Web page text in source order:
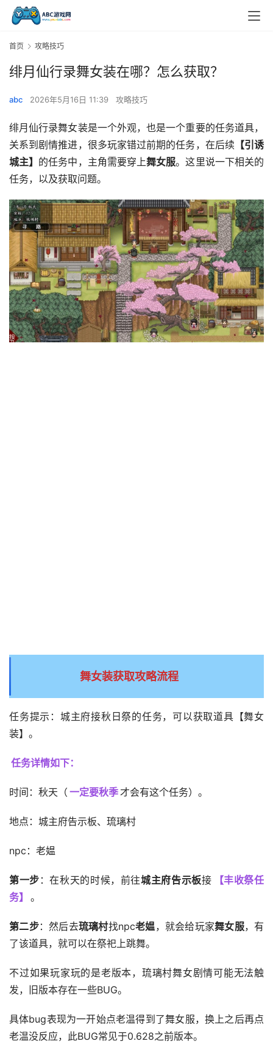
首页 攻略技巧
绯月仙行录舞女装在哪？怎么获取？
abc 2026年5月16日 11:39 攻略技巧
绯月仙行录舞女装是一个外观，也是一个重要的任务道具，
关系到剧情推进，很多玩家错过前期的任务，在后续 【引诱
城主】 的任务中，主角需要穿上舞女服。这里说一下相关的
任务，以及获取问题。
舞女装获取攻略流程
任务提示：城主府接秋日祭的任务，可以获取道具【舞女
装】。
任务详情如下：
时间：秋天（ 一定要秋季才会有这个任务）。
地点：城主府告示板、琉璃村
npc：老媪
第一步 ：在秋天的时候，前往城主府告示板接
【丰收祭任
务】
。
第二步：然后去琉璃村找npc老媪，就会给玩家舞女服，有
了该道具，就可以在祭祀上跳舞。
不过如果玩家玩的是老版本，琉璃村舞女剧情可能无法触
发，旧版本存在一些BUG。
具体bug表现为一开始点老温得到了舞女服，换上之后再点
老温没反应，此BUG常见于0.628之前版本。